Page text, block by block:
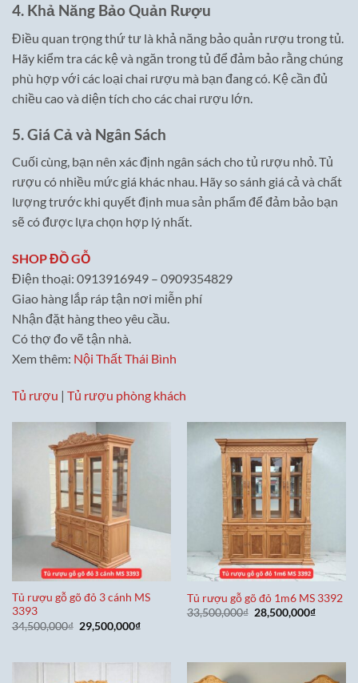
4. Khả Năng Bảo Quản Rượu
Điều quan trọng thứ tư là khả năng bảo quản rượu trong tủ.
Hãy kiểm tra các kệ và ngăn trong tủ để đảm bảo rằng chúng
phù hợp với các loại chai rượu mà bạn đang có. Kệ cần đủ
chiều cao và diện tích cho các chai rượu lớn.
5. Giá Cả và Ngân Sách
Cuối cùng, bạn nên xác định ngân sách cho tủ rượu nhỏ. Tủ
rượu có nhiều mức giá khác nhau. Hãy so sánh giá cả và chất
lượng trước khi quyết định mua sản phẩm để đảm bảo bạn
sẽ có được lựa chọn hợp lý nhất.
SHOP ĐỒ GỖ
Điện thoại: 0913916949 – 0909354829
Giao hàng lắp ráp tận nơi miễn phí
Nhận đặt hàng theo yêu cầu.
Có thợ đo vẽ tận nhà.
Xem thêm: Nội Thất Thái Bình
Tủ rượu | Tủ rượu phòng khách
Tủ rượu gỗ gõ đỏ 3 cánh MS
3393
34,500,000₫ Giá
gốc
29,500,000₫Giá
Tủ rượu gỗ gõ đỏ 1m6 MS 3392
33,500,000₫ Giá
gốc
28,500,000₫Giá